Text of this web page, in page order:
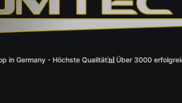
in Germany - Höchste Qualität📊Über 3000